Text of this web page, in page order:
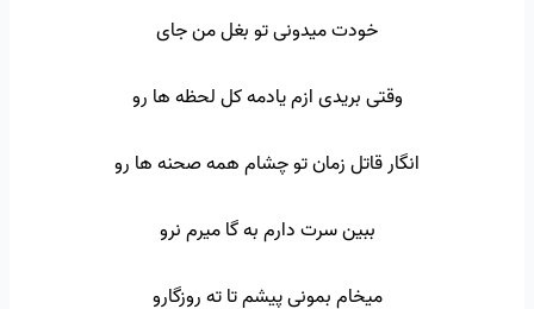
خودت میدونی تو بغل من جای
وقتی بریدی ازم یادمه کل لحظه ها رو
انگار قاتل زمان تو چشام همه صحنه ها رو
ببین سرت دارم به گا میرم نرو
میخام بمونی پیشم تا ته روزگارو